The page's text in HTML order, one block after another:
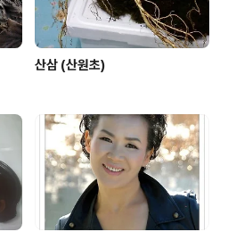
산삼 (산원초)